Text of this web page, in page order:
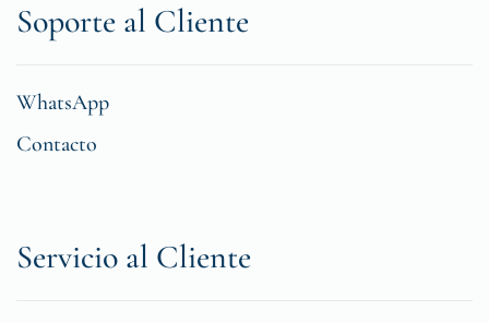
Soporte al Cliente
WhatsApp
Contacto
Servicio al Cliente